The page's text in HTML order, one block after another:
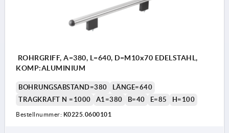
ROHRGRIFF, A=380, L=640, D=M10x70 EDELSTAHL,
KOMP:ALUMINIUM
BOHRUNGSABSTAND=380
LÄNGE=640
TRAGKRAFT N =1000
A1=380 B=40 E=85 H=100
Bestellnummer: K0225.0600101